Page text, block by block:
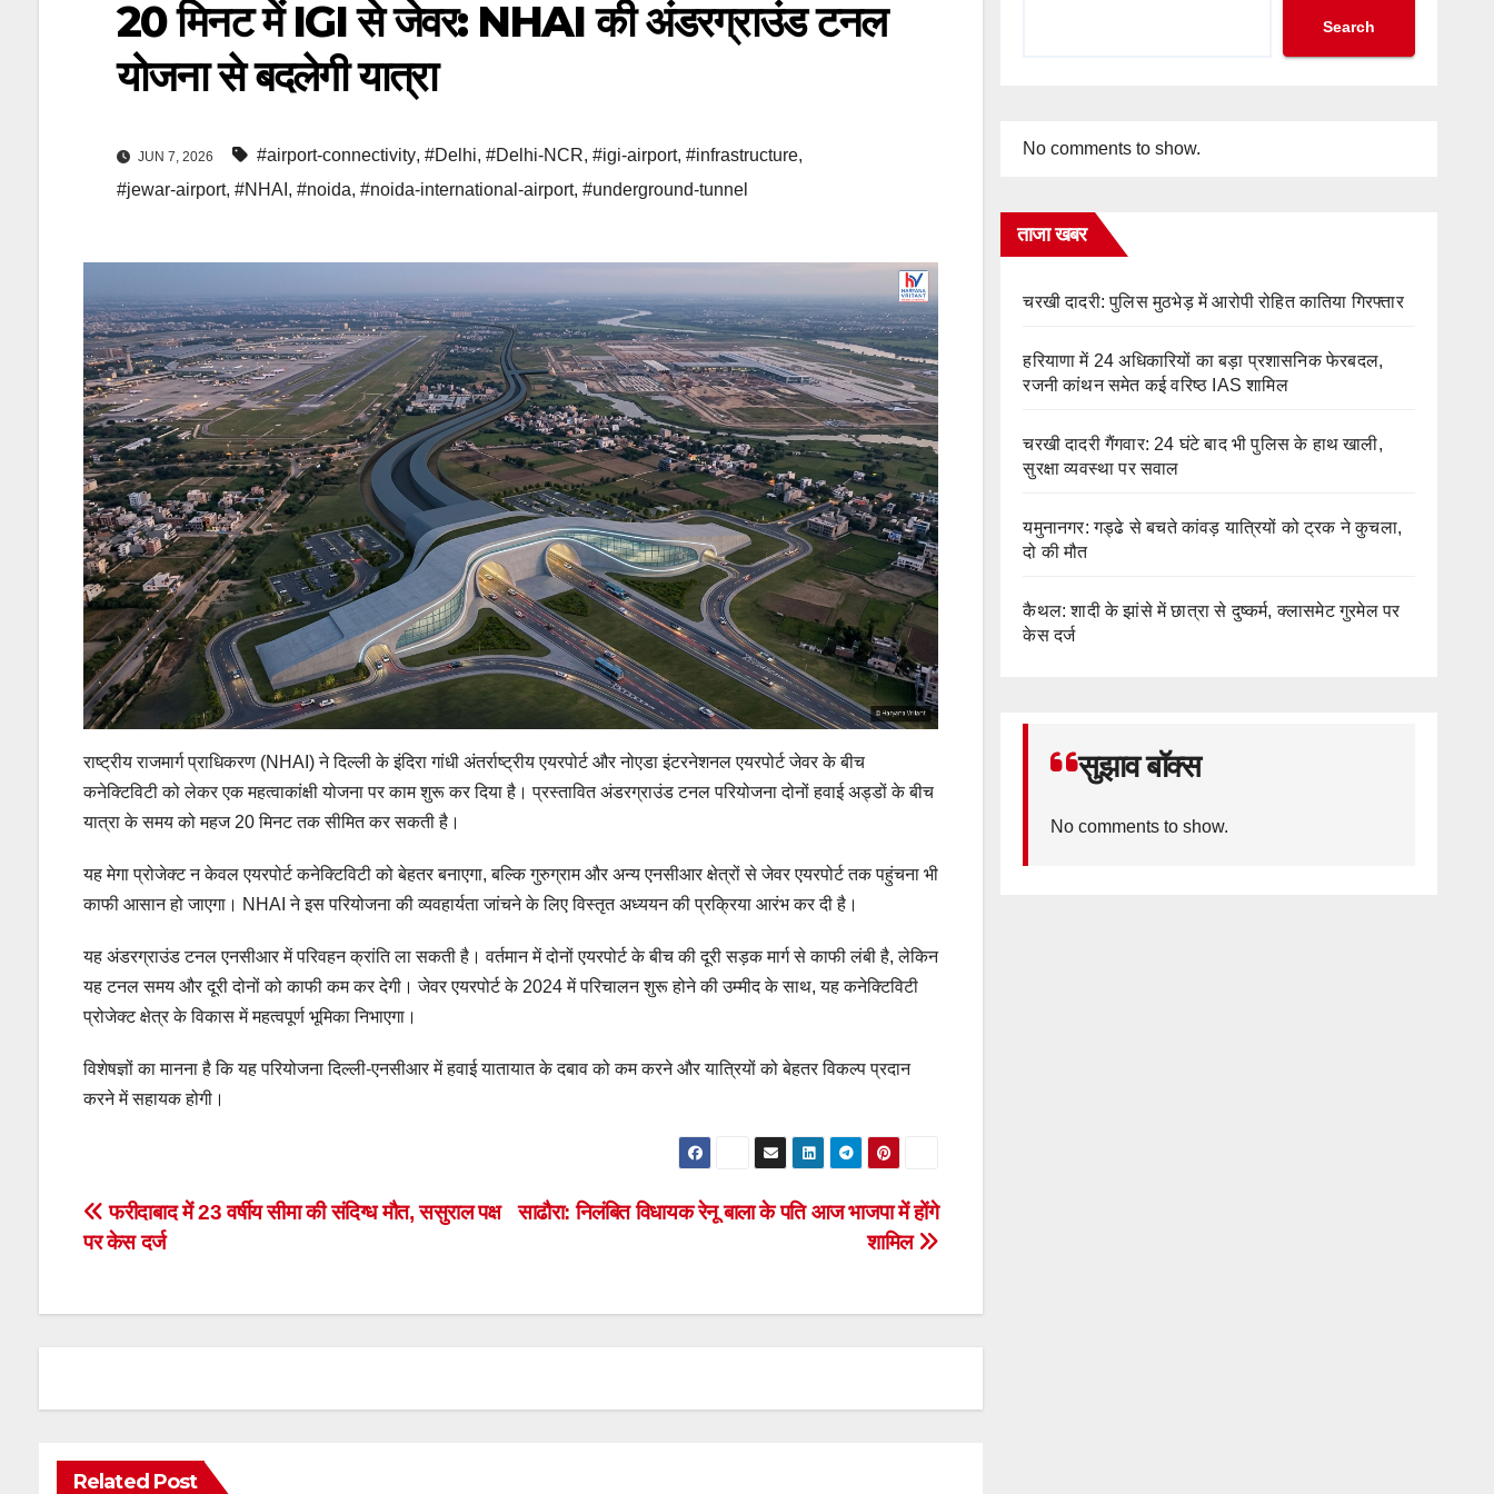
20 मिनट में IGI से जेवर: NHAI की अंडरग्राउंड टनल
योजना से बदलेगी यात्रा
JUN 7, 2026 #airport-connectivity, #Delhi, #Delhi-NCR, #igi-airport, #infrastructure,
#jewar-airport, #NHAI , #noida, #noida-international-airport, #underground-tunnel
राष्ट्रीय राजमार्ग प्राधिकरण (NHAI) ने दिल्ली के इंदिरा गांधी अंतर्राष्ट्रीय एयरपोर्ट और नोएडा इंटरनेशनल एयरपोर्ट जेवर के बीच
कनेक्टिविटी को लेकर एक महत्वाकांक्षी योजना पर काम शुरू कर दिया है। प्रस्तावित अंडरग्राउंड टनल परियोजना दोनों हवाई अड्डों के बीच
यात्रा के समय को महज 20 मिनट तक सीमित कर सकती है।
यह मेगा प्रोजेक्ट न केवल एयरपोर्ट कनेक्टिविटी को बेहतर बनाएगा, बल्कि गुरुग्राम और अन्य एनसीआर क्षेत्रों से जेवर एयरपोर्ट तक पहुंचना भी
काफी आसान हो जाएगा। NHAI ने इस परियोजना की व्यवहार्यता जांचने के लिए विस्तृत अध्ययन की प्रक्रिया आरंभ कर दी है।
यह अंडरग्राउंड टनल एनसीआर में परिवहन क्रांति ला सकती है। वर्तमान में दोनों एयरपोर्ट के बीच की दूरी सड़क मार्ग से काफी लंबी है, लेकिन
यह टनल समय और दूरी दोनों को काफी कम कर देगी। जेवर एयरपोर्ट के 2024 में परिचालन शुरू होने की उम्मीद के साथ, यह कनेक्टिविटी
प्रोजेक्ट क्षेत्र के विकास में महत्वपूर्ण भूमिका निभाएगा।
विशेषज्ञों का मानना है कि यह परियोजना दिल्ली-एनसीआर में हवाई यातायात के दबाव को कम करने और यात्रियों को बेहतर विकल्प प्रदान
करने में सहायक होगी।
Post
navigation
साढौरा: निलंबित विधायक रेनू बाला के पति आज भाजपा में होंगे
शामिल
फरीदाबाद में 23 वर्षीय सीमा की संदिग्ध मौत, ससुराल पक्ष
पर केस दर्ज
Related Post
Search
No comments to show.
ताजा खबर
चरखी दादरी: पुलिस मुठभेड़ में आरोपी रोहित कातिया गिरफ्तार
हरियाणा में 24 अधिकारियों का बड़ा प्रशासनिक फेरबदल,
रजनी कांथन समेत कई वरिष्ठ IAS शामिल
चरखी दादरी गैंगवार: 24 घंटे बाद भी पुलिस के हाथ खाली,
सुरक्षा व्यवस्था पर सवाल
यमुनानगर: गड्ढे से बचते कांवड़ यात्रियों को ट्रक ने कुचला,
दो की मौत
कैथल: शादी के झांसे में छात्रा से दुष्कर्म, क्लासमेट गुरमेल पर
केस दर्ज
सुझाव बॉक्स
No comments to show.